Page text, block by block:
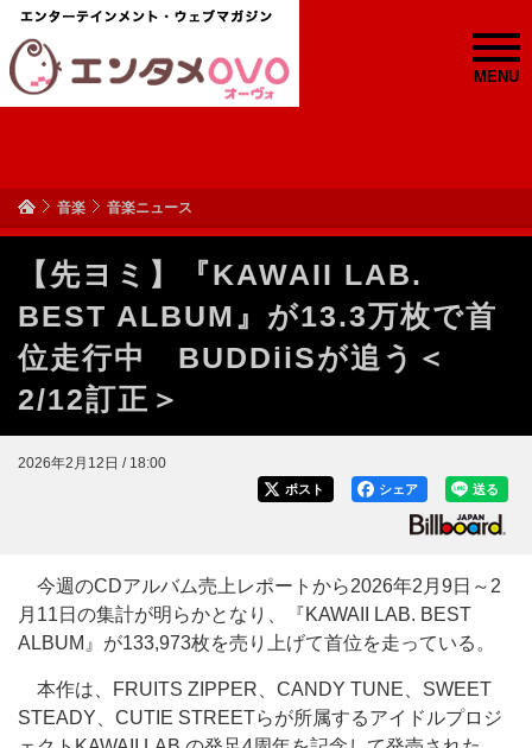
MENU
音楽 音楽ニュース
【先ヨミ】『KAWAII LAB.
BEST ALBUM』が13.3万枚で首
位走行中 BUDDiiSが追う＜
2/12訂正＞
2026年2月12日 / 18:00
送る
シェア
ポスト
今週のCDアルバム売上レポートから2026年2月9日～2
月11日の集計が明らかとなり、『KAWAII LAB. BEST
ALBUM』が133,973枚を売り上げて首位を走っている。
本作は、FRUITS ZIPPER、CANDY TUNE、SWEET
STEADY、CUTIE STREETらが所属するアイドルプロジ